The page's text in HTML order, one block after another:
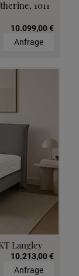
1011
10.099,00 €
Anfrage
Langley
10.213,00 €
Anfrage